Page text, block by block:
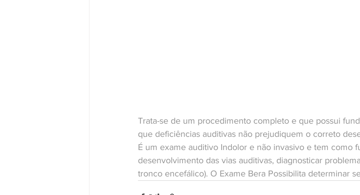
Trata-se de um procedimento completo e que possui
que deficiências auditivas não prejudiquem o correto
É um exame auditivo Indolor e não invasivo e tem como
desenvolvimento das vias auditivas, diagnosticar
tronco encefálico). O Exame Bera Possibilita determinar